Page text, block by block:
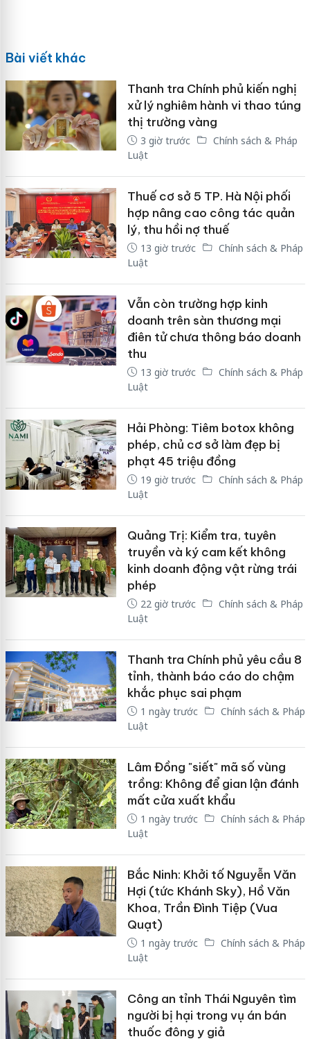
Bài viết khác
Thanh tra Chính phủ kiến nghị
xử lý nghiêm hành vi thao túng
thị trường vàng
3 giờ trước
Chính sách & Pháp
Luật
Thuế cơ sở 5 TP. Hà Nội phối
hợp nâng cao công tác quản
lý, thu hồi nợ thuế
13 giờ trước
Chính sách & Pháp
Luật
Vẫn còn trường hợp kinh
doanh trên sàn thương mại
điên tử chưa thông báo doanh
thu
13 giờ trước
Chính sách & Pháp
Luật
Hải Phòng: Tiêm botox không
phép, chủ cơ sở làm đẹp bị
phạt 45 triệu đồng
19 giờ trước
Chính sách & Pháp
Luật
Quảng Trị: Kiểm tra, tuyên
truyền và ký cam kết không
kinh doanh động vật rừng trái
phép
22 giờ trước
Chính sách & Pháp
Luật
Thanh tra Chính phủ yêu cầu 8
tỉnh, thành báo cáo do chậm
khắc phục sai phạm
1 ngày trước
Chính sách & Pháp
Luật
Lâm Đồng "siết" mã số vùng
trồng: Không để gian lận đánh
mất cửa xuất khẩu
1 ngày trước
Chính sách & Pháp
Luật
Bắc Ninh: Khởi tố Nguyễn Văn
Hợi (tức Khánh Sky), Hồ Văn
Khoa, Trần Đình Tiệp (Vua
Quạt)
1 ngày trước
Chính sách & Pháp
Luật
Công an tỉnh Thái Nguyên tìm
người bị hại trong vụ án bán
thuốc đông y giả